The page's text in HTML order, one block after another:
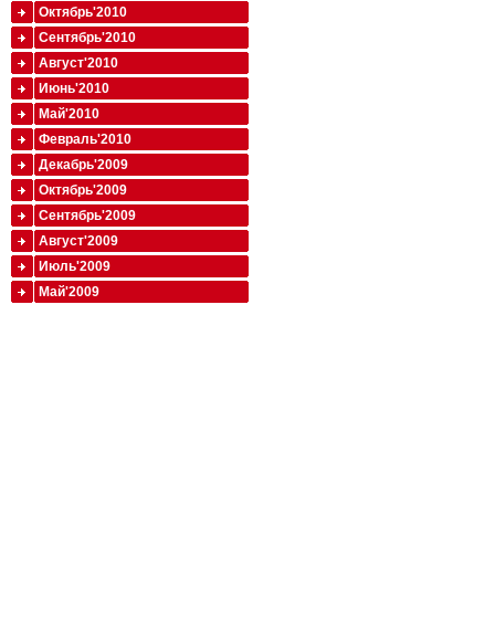
Октябрь'2010
Сентябрь'2010
Август'2010
Июнь'2010
Май'2010
Февраль'2010
Декабрь'2009
Октябрь'2009
Сентябрь'2009
Август'2009
Июль'2009
Май'2009